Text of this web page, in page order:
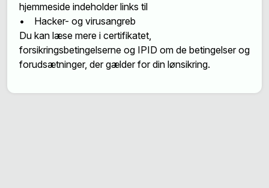
hjemmeside indeholder links til
• Hacker- og virusangreb
Du kan læse mere i certifikatet,
forsikringsbetingelserne og IPID om de betingelser og
forudsætninger, der gælder for din lønsikring.